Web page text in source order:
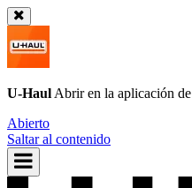
U-Haul Abrir en la aplicación de
Abierto
Saltar al contenido